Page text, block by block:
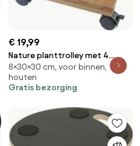
€ 19,99
Nature planttrolley met 4
wielen - 30 x 30 x H8cm
8×30×30 cm, voor binnen,
houten
Gratis bezorging